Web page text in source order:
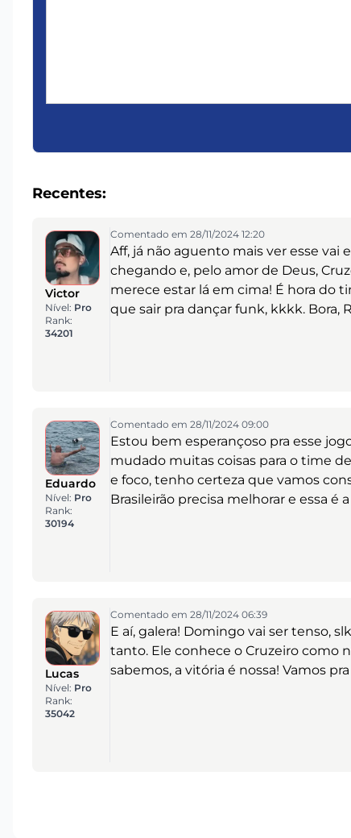
Recentes:
Victor
Nível: Pro
Rank:
34201
Comentado em 28/11/2024 12:20
Aff, já não aguento mais ver esse
chegando e, pelo amor de Deus,
merece estar lá em cima! É hora do
que sair pra dançar funk, kkkk. Bora,
Eduardo
Nível: Pro
Rank:
30194
Comentado em 28/11/2024 09:00
Estou bem esperançoso pra esse
mudado muitas coisas para o time
e foco, tenho certeza que vamos
Brasileirão precisa melhorar e essa é
Lucas
Nível: Pro
Rank:
35042
Comentado em 28/11/2024 06:39
E aí, galera! Domingo vai ser tenso,
tanto. Ele conhece o Cruzeiro como
sabemos, a vitória é nossa! Vamos